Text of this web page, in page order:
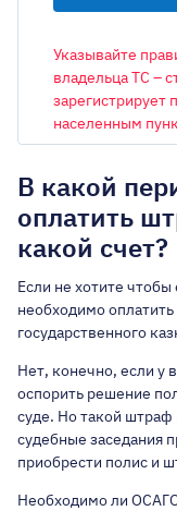
ОБЪЕМ
ГОРОД
Киев
Авто на
Имею льготы
Указывайте
владельца ТС –
зарегистрирует
населенным
В какой
оплатить
какой счет?
Если не хотите
необходимо
государственного
Нет, конечно, если у
оспорить решение
суде. Но такой
судебные заседания
приобрести полис и
Необходимо ли